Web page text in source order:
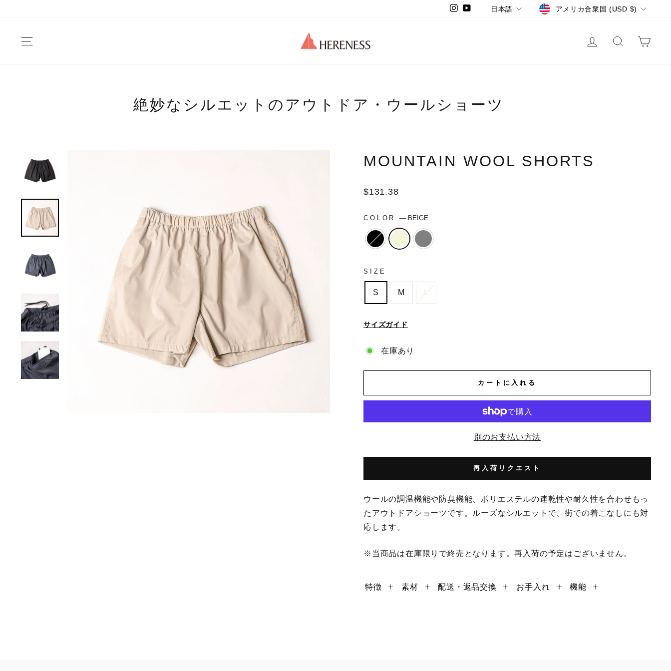
Instagram
YouTubeLANGUAGE
日本語 CURRENCY
アメリカ合衆国 (USD $)
LOG INSEARCH
絶妙なシルエットのアウトドア・ウールショーツ
MOUNTAIN WOOL SHORTS
Regular
$131.38
COLOR— BEIGE
SIZE
S M
サイズガイド
在庫あり
カートに入れる
別のお支払い方法
再入荷リクエスト
ウールの調温機能や防臭機能、ポリエステルの速乾性や耐久性を合わせもっ
たアウトドアショーツです。ルーズなシルエットで、街での着こなしにも対
応します。
※当商品は在庫限りで終売となります。再入荷の予定はございません。
特徴 素材 配送・返品交換 お手入れ 機能